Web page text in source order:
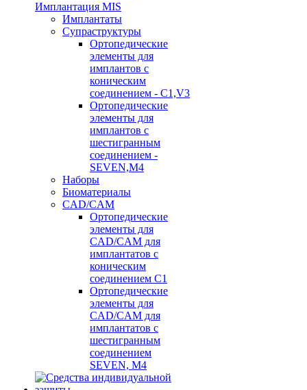
Имплантация MIS
Имплантаты
Супраструктуры
Ортопедические
элементы для
имплантов с
коническим
соединением - C1,V3
Ортопедические
элементы для
имплантов с
шестигранным
соединением -
SEVEN,M4
Наборы
Биоматериалы
CAD/CAM
Ортопедические
элементы для
CAD/CAM для
имплантатов с
коническим
соединением С1
Ортопедические
элементы для
CAD/CAM для
имплантатов с
шестигранным
соединением
SEVEN, М4